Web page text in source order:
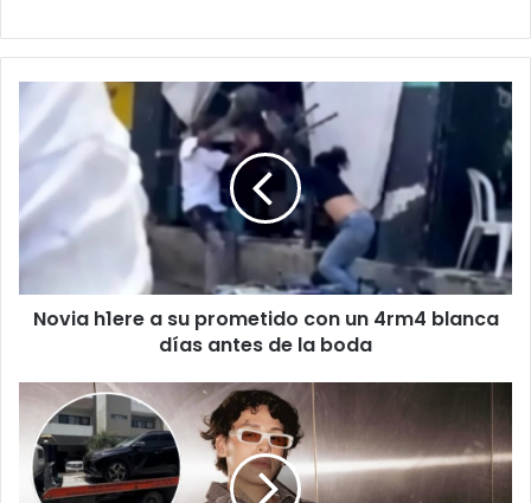
h1ere
a
prometido
con
4rm4
blanca
días
boda
Novia h1ere a su prometido con un 4rm4 blanca
días antes de la boda
sufre
acc1dente
tras
quedarse